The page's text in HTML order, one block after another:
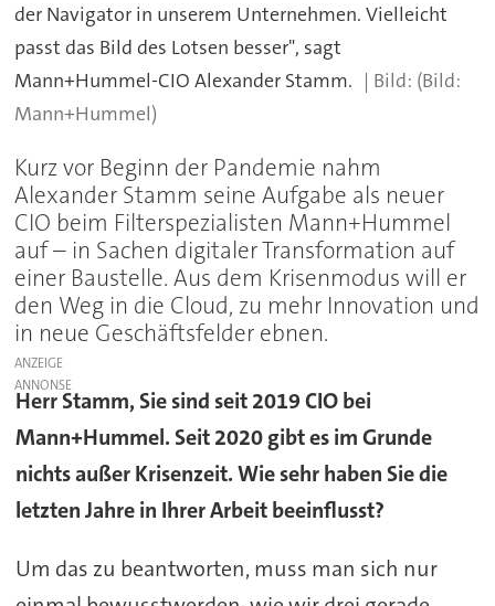
der Navigator in unserem Unternehmen. Vielleicht
passt das Bild des Lotsen besser", sagt
Mann+Hummel-CIO Alexander Stamm.
(Bild:
Mann+Hummel)
Kurz vor Beginn der Pandemie nahm
Alexander Stamm seine Aufgabe als neuer
CIO beim Filterspezialisten Mann+Hummel
auf – in Sachen digitaler Transformation auf
einer Baustelle. Aus dem Krisenmodus will er
den Weg in die Cloud, zu mehr Innovation und
in neue Geschäftsfelder ebnen.
ANZEIGE
Herr Stamm, Sie sind seit 2019 CIO bei
Mann+Hummel. Seit 2020 gibt es im Grunde
nichts außer Krisenzeit. Wie sehr haben Sie die
letzten Jahre in Ihrer Arbeit beeinflusst?
Um das zu beantworten, muss man sich nur